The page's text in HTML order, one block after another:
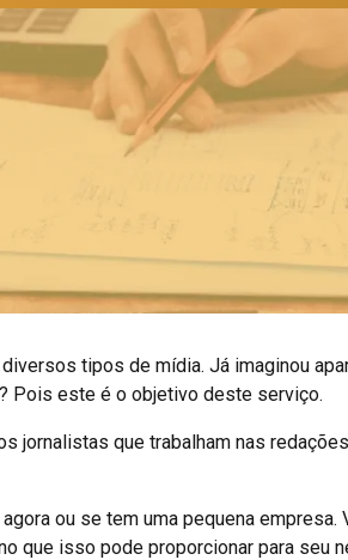
tipos de mídia. Já imaginou
Pois este é o objetivo deste serviço.
jornalistas que trabalham nas
ou se tem uma pequena
que isso pode proporcionar para seu